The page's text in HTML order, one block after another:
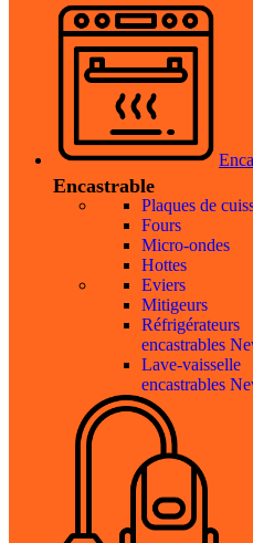
Encastrable
Plaques de
Fours
Micro-ondes
Hottes
Eviers
Mitigeurs
Réfrigérateurs
encastrables
Lave-vaisselle
encastrables